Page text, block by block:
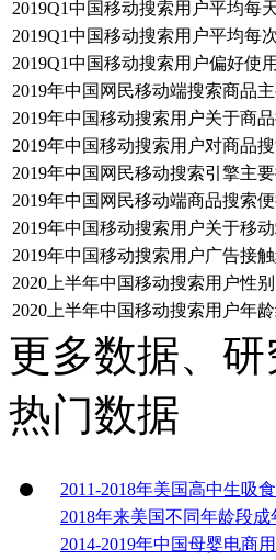
2019Q1中国移动搜索用户平均每
2019Q1中国移动搜索用户平均每
2019Q1中国移动搜索用户偏好使
2019年中国网民移动端搜索商品
2019年中国移动搜索用户关于商
2019年中国移动搜索用户对商品
2019年中国网民移动搜索引擎主
2019年中国网民移动端商品搜索
2019年中国移动搜索用户关于移
2019年中国移动搜索用户广告接
2020上半年中国移动搜索用户性
2020上半年中国移动搜索用户年
更多数据、
热门数据
2011-2018年美国高中生吸
2018年来美国不同年龄段
2014-2019年中国母婴电商